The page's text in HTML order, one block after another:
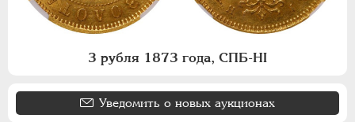
3 рубля 1873 года, СПБ-НI
Уведомить о новых аукционах